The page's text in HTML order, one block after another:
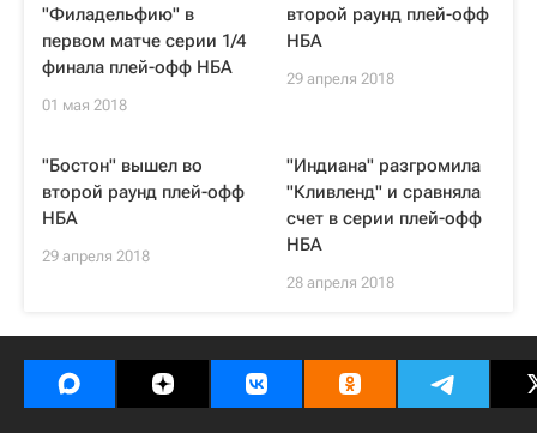
"Филадельфию" в
первом матче серии 1/4
финала плей-офф НБА
01 мая 2018
второй раунд плей-офф
НБА
29 апреля 2018
"Бостон" вышел во
второй раунд плей-офф
НБА
29 апреля 2018
"Индиана" разгромила
"Кливленд" и сравняла
счет в серии плей-офф
НБА
28 апреля 2018